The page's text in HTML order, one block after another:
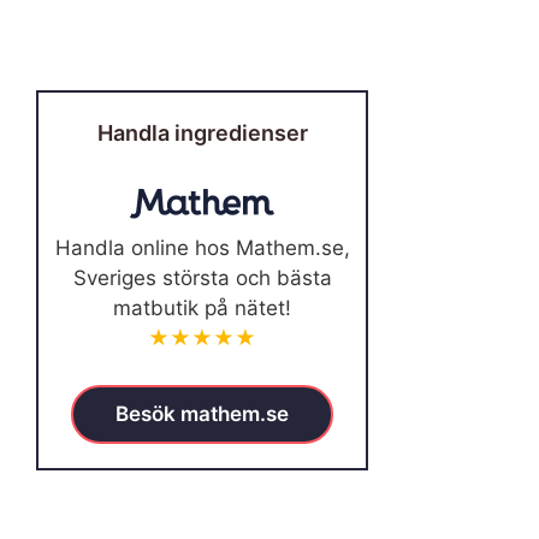
Handla ingredienser
Handla online hos Mathem.se,
Sveriges största och bästa
matbutik på nätet!
★★★★★
Besök mathem.se